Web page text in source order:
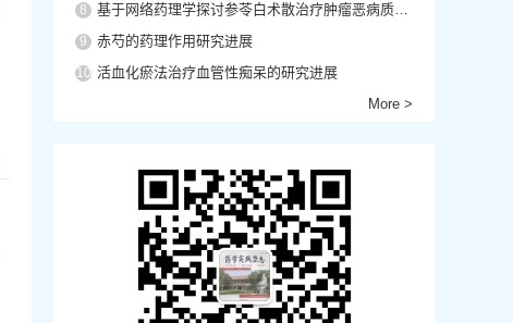
8 基于网络药理学探讨参苓白术散治疗肿瘤恶病质的作用机制
9 赤芍的药理作用研究进展
10 活血化瘀法治疗血管性痴呆的研究进展
More >